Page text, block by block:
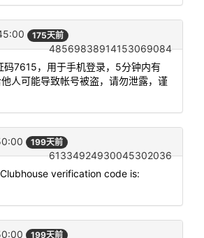
175天前
48569838914153069084
码7615，用于手机登录，5分钟内有
人可能导致帐号被盗，请勿泄露，谨
199天前
61334924930045302036
verification code is:
199天前